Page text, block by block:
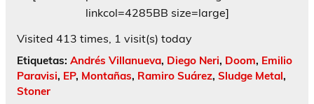
linkcol=4285BB size=large]
Visited 413 times, 1 visit(s) today
Etiquetas: Andrés Villanueva, Diego Neri, Doom, Emilio
Paravisi, EP, Montañas, Ramiro Suárez, Sludge Metal,
Stoner